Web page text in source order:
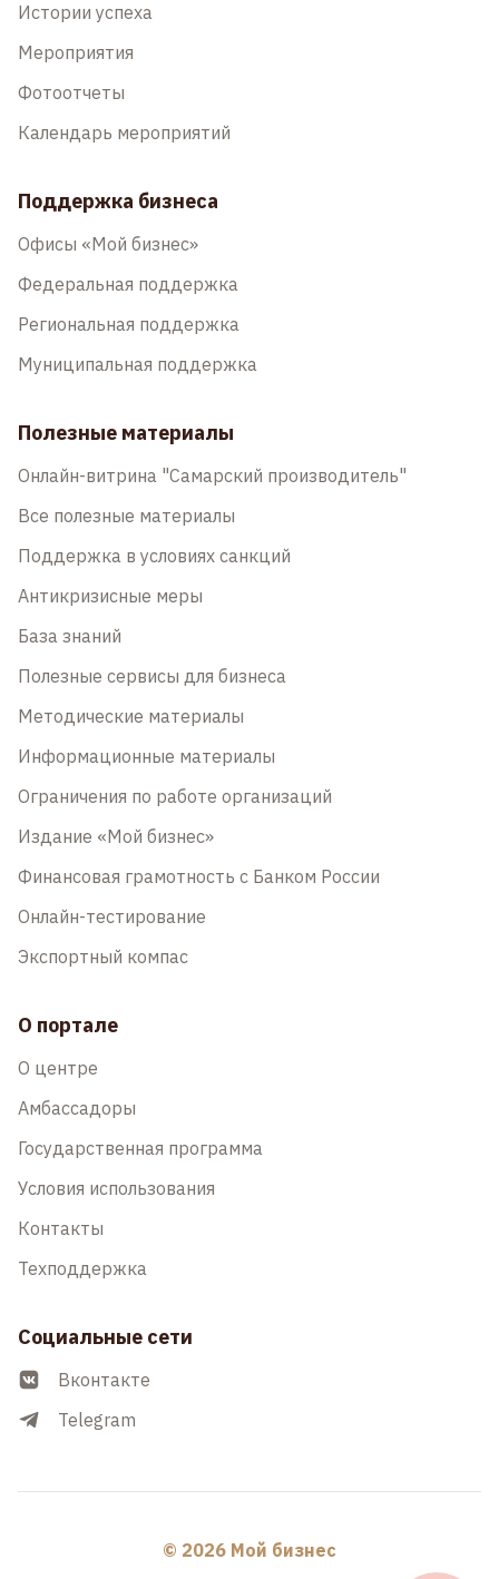
Истории успеха
Мероприятия
Фотоотчеты
Календарь мероприятий
Поддержка бизнеса
Офисы «Мой бизнес»
Федеральная поддержка
Региональная поддержка
Муниципальная поддержка
Полезные материалы
Онлайн-витрина "Самарский производитель"
Все полезные материалы
Поддержка в условиях санкций
Антикризисные меры
База знаний
Полезные сервисы для бизнеса
Методические материалы
Информационные материалы
Ограничения по работе организаций
Издание «Мой бизнес»
Финансовая грамотность с Банком России
Онлайн-тестирование
Экспортный компас
О портале
О центре
Амбассадоры
Государственная программа
Условия использования
Контакты
Техподдержка
Социальные сети
Вконтакте
Telegram
© 2026 Мой бизнес